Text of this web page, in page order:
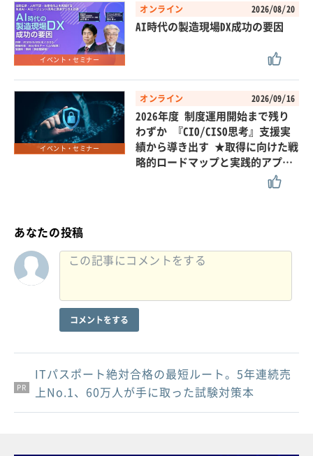
イベント・セミナー
オンライン 2026/08/20
AI時代の製造現場DX成功の要因
イベント・セミナー
オンライン 2026/09/16
2026年度 制度運用開始まで残り
わずか 『CIO/CISO思考』支援実
績から導き出す ★取得に向けた戦
略的ロードマップと実践的アプ…
あなたの投稿
コメントをする
PR
PR
PR
ITパスポート絶対合格の最短ルート。5年連続売
上No.1、60万人が手に取った試験対策本